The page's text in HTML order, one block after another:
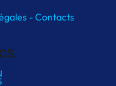
-Contacts